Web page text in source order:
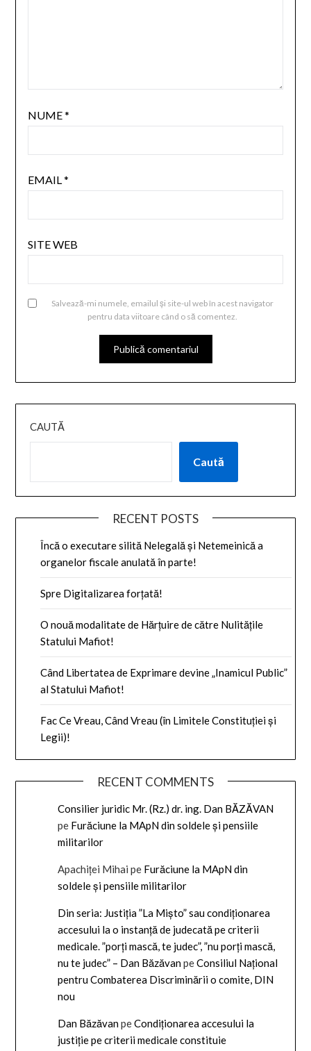
NUME*
EMAIL*
SITE WEB
Salvează-mi numele, emailul și site-ul web în acest navigator
pentru data viitoare când o să comentez.
CAUTĂ
Caută
RECENT POSTS
Încă o executare silită Nelegală și Netemeinică a
organelor fiscale anulată în parte!
Spre Digitalizarea forțată!
O nouă modalitate de Hărțuire de către Nulitățile
Statului Mafiot!
Când Libertatea de Exprimare devine „Inamicul Public”
al Statului Mafiot!
Fac Ce Vreau, Când Vreau (în Limitele Constituției și
Legii)!
RECENT COMMENTS
Consilier juridic Mr. (Rz.) dr. ing. Dan BĂZĂVAN
pe Furăciune la MApN din soldele și pensiile
militarilor
Apachiței Mihai pe Furăciune la MApN din
soldele și pensiile militarilor
Din seria: Justiția ”La Mișto” sau condiționarea
accesului la o instanță de judecată pe criterii
medicale. ”porți mască, te judec”, ”nu porți mască,
nu te judec” – Dan BăzăvanpeConsiliul Național
pentru Combaterea Discriminării o comite, DIN
nou
Dan BăzăvanpeCondiționarea accesului la
justiție pe criterii medicale constituie